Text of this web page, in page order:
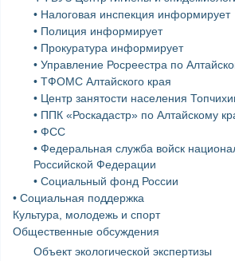
• Налоговая инспекция информирует
• Полиция информирует
• Прокуратура информирует
• Управление Росреестра по
• ТФОМС Алтайского края
• Центр занятости населения
• ППК «Роскадастр» по Алтайскому
• ФСС
• Федеральная служба войск
Российской Федерации
• Социальный фонд России
• Социальная поддержка
Культура, молодежь и спорт
Общественные обсуждения
Объект экологической экспертизы